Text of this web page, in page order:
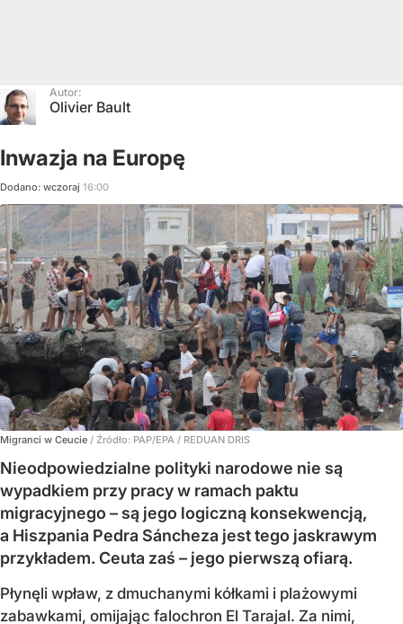
Autor:
Olivier Bault
Inwazja na Europę
Dodano: wczoraj 16:00
Migranci w Ceucie / Źródło: PAP/EPA / REDUAN DRIS
Nieodpowiedzialne polityki narodowe nie są
wypadkiem przy pracy w ramach paktu
migracyjnego – są jego logiczną konsekwencją,
a Hiszpania Pedra Sáncheza jest tego jaskrawym
przykładem. Ceuta zaś – jego pierwszą ofiarą.
Płynęli wpław, z dmuchanymi kółkami i plażowymi
zabawkami, omijając falochron El Tarajal. Za nimi,